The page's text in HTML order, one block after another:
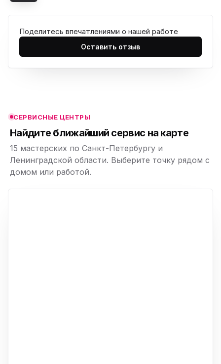
Поделитесь впечатлениями о нашей работе
Оставить отзыв
СЕРВИСНЫЕ ЦЕНТРЫ
Найдите ближайший сервис на карте
15 мастерских по Санкт-Петербургу и
Ленинградской области. Выберите точку рядом с
домом или работой.
ю